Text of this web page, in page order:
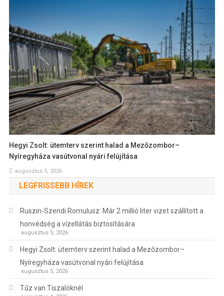
Hegyi Zsolt: ütemterv szerint halad a Mezőzombor–
Nyíregyháza vasútvonal nyári felújítása
augusztus 5, 2026
LEGFRISSEBB HÍREK
Ruszin-Szendi Romulusz: Már 2 millió liter vizet szállított a
honvédség a vízellátás biztosítására
augusztus 5, 2026
Hegyi Zsolt: ütemterv szerint halad a Mezőzombor–
Nyíregyháza vasútvonal nyári felújítása
augusztus 5, 2026
Tűz van Tiszalöknél